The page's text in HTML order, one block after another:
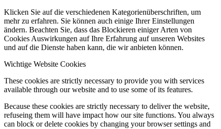
Klicken Sie auf die verschiedenen Kategorienüberschriften, um
mehr zu erfahren. Sie können auch einige Ihrer Einstellungen
ändern. Beachten Sie, dass das Blockieren einiger Arten von
Cookies Auswirkungen auf Ihre Erfahrung auf unseren Websites
und auf die Dienste haben kann, die wir anbieten können.
Wichtige Website Cookies
These cookies are strictly necessary to provide you with services
available through our website and to use some of its features.
Because these cookies are strictly necessary to deliver the website,
refuseing them will have impact how our site functions. You always
can block or delete cookies by changing your browser settings and